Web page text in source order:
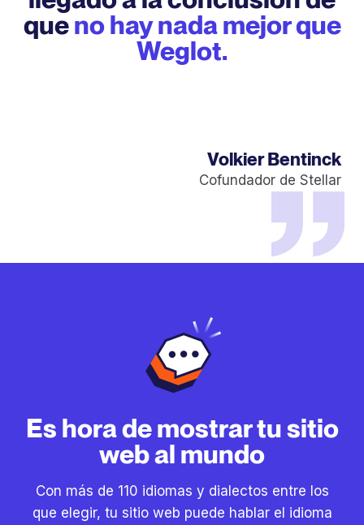
queno hay nada mejor que
Weglot.
Volkier Bentinck
Cofundador de Stellar
Es hora de mostrar tu sitio
web al mundo
Con más de 110 idiomas y dialectos entre los
que elegir, tu sitio web puede hablar el idioma